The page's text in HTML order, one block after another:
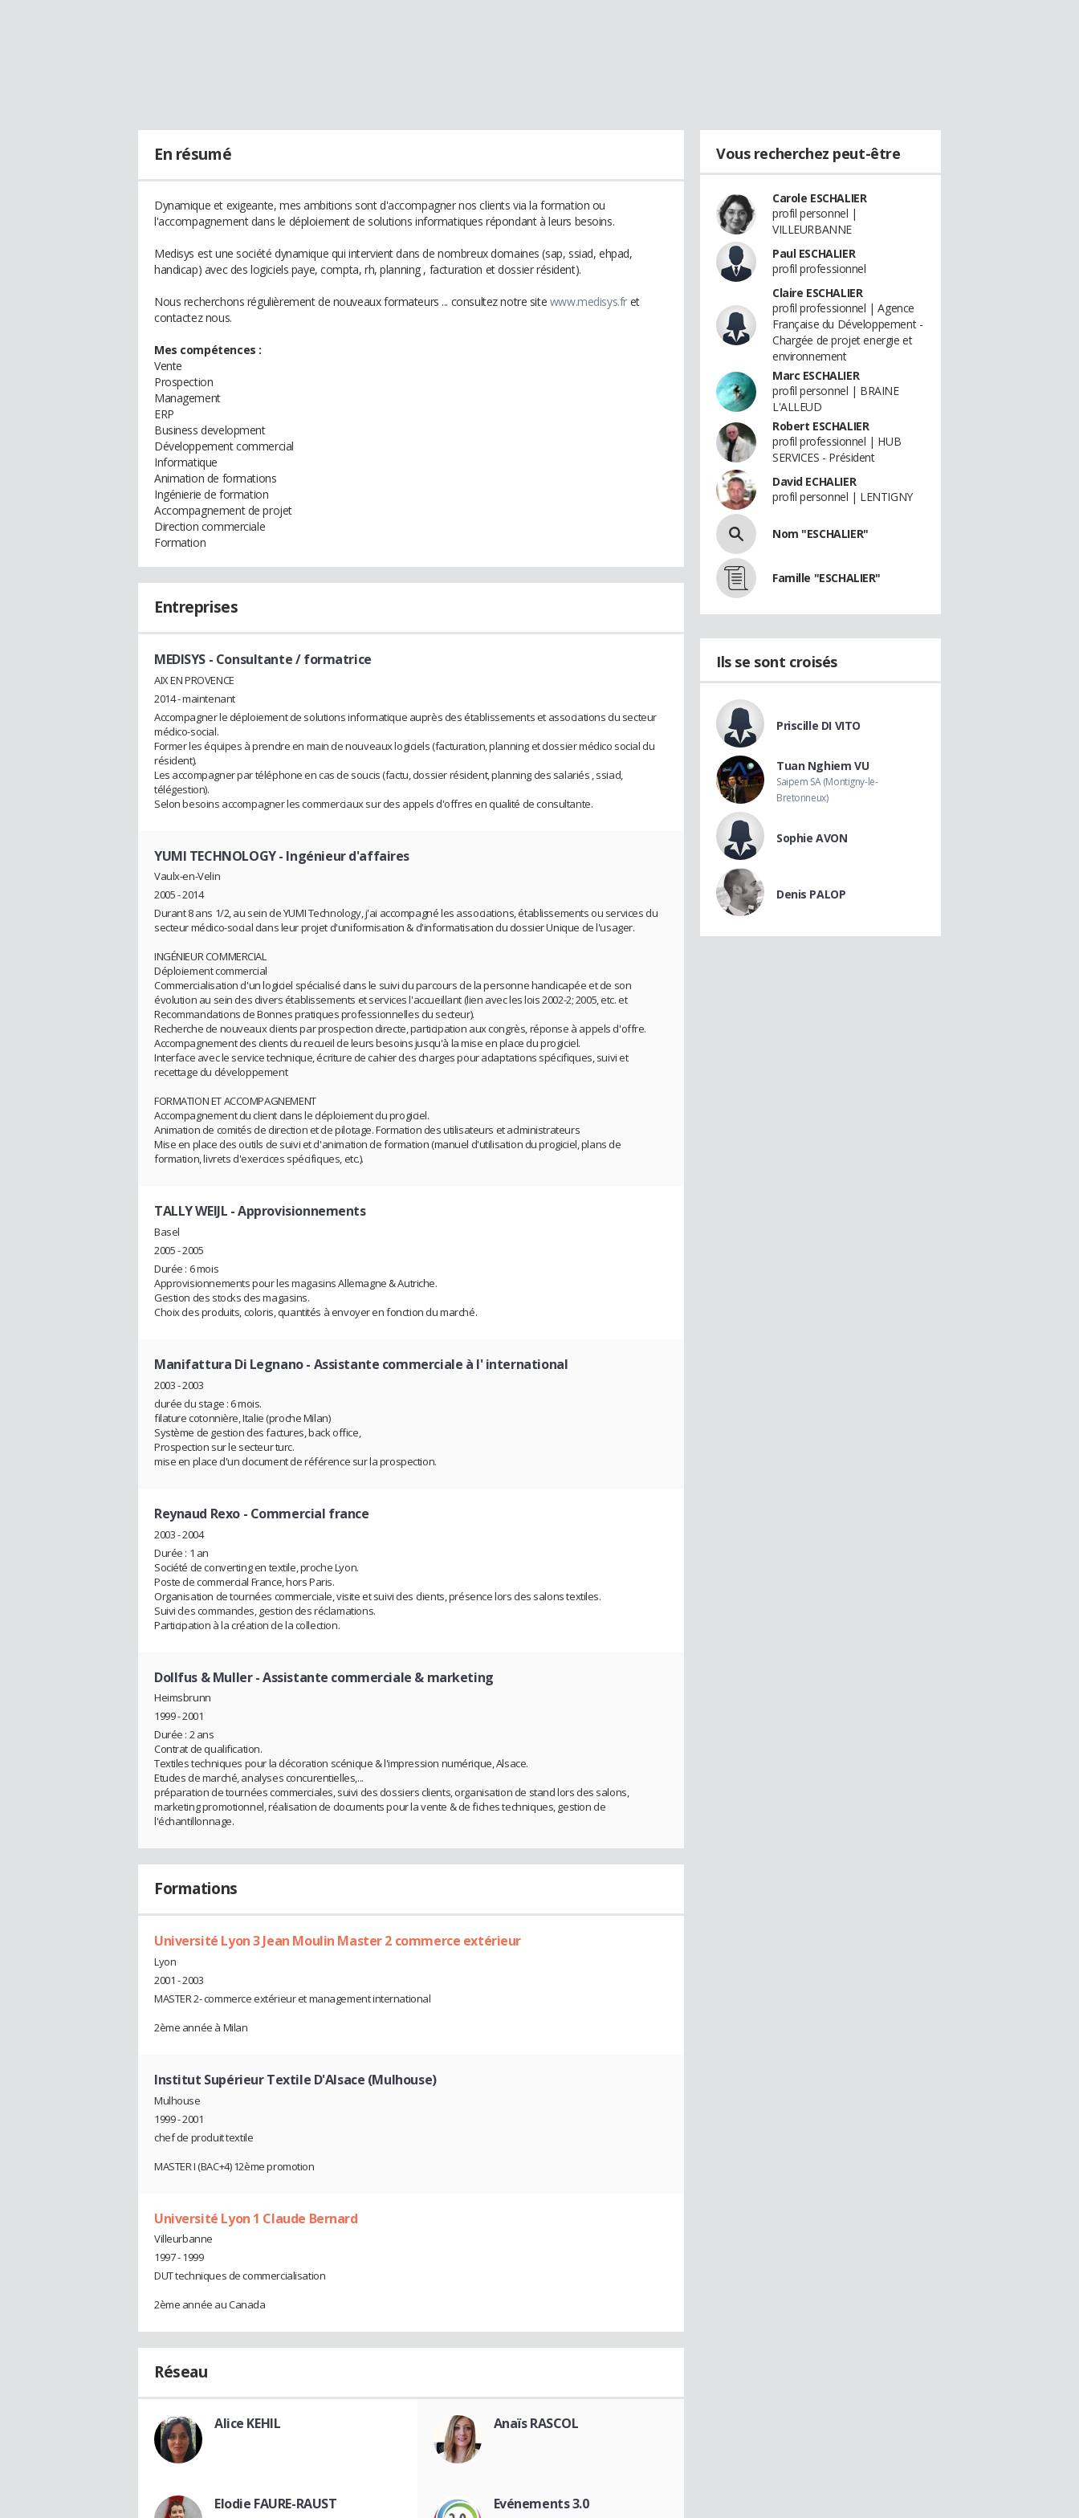
En résumé
Dynamique et exigeante, mes ambitions sont d'accompagner nos clients via la formation ou
l'accompagnement dans le déploiement de solutions informatiques répondant à leurs besoins.
Medisys est une société dynamique qui intervient dans de nombreux domaines (sap, ssiad, ehpad,
handicap) avec des logiciels paye, compta, rh, planning , facturation et dossier résident).
Nous recherchons régulièrement de nouveaux formateurs ... consultez notre site www.medisys.fret
contactez nous.
Mes compétences :
Vente
Prospection
Management
ERP
Business development
Développement commercial
Informatique
Animation de formations
Ingénierie de formation
Accompagnement de projet
Direction commerciale
Formation
Entreprises
MEDISYS - Consultante / formatrice
AIX EN PROVENCE
2014 - maintenant
Accompagner le déploiement de solutions informatique auprès des établissements et associations du secteur
médico-social.
Former les équipes à prendre en main de nouveaux logiciels (facturation, planning et dossier médico social du
résident).
Les accompagner par téléphone en cas de soucis (factu, dossier résident, planning des salariés , ssiad,
télégestion).
Selon besoins accompagner les commerciaux sur des appels d'offres en qualité de consultante.
YUMI TECHNOLOGY- Ingénieur d'affaires
Vaulx-en-Velin
2005 - 2014
Durant 8 ans 1/2, au sein de YUMI Technology, j'ai accompagné les associations, établissements ou services du
secteur médico-social dans leur projet d'uniformisation & d'informatisation du dossier Unique de l'usager.
INGÉNIEUR COMMERCIAL
Déploiement commercial
Commercialisation d'un logiciel spécialisé dans le suivi du parcours de la personne handicapée et de son
évolution au sein des divers établissements et services l'accueillant (lien avec les lois 2002-2; 2005, etc. et
Recommandations de Bonnes pratiques professionnelles du secteur).
Recherche de nouveaux clients par prospection directe, participation aux congrès, réponse à appels d'offre.
Accompagnement des clients du recueil de leurs besoins jusqu'à la mise en place du progiciel.
Interface avec le service technique, écriture de cahier des charges pour adaptations spécifiques, suivi et
recettage du développement
FORMATION ET ACCOMPAGNEMENT
Accompagnement du client dans le déploiement du progiciel.
Animation de comités de direction et de pilotage. Formation des utilisateurs et administrateurs
Mise en place des outils de suivi et d'animation de formation (manuel d'utilisation du progiciel, plans de
formation, livrets d'exercices spécifiques, etc.).
TALLY WEIJL - Approvisionnements
Basel
2005 - 2005
Durée : 6 mois
Approvisionnements pour les magasins Allemagne & Autriche.
Gestion des stocks des magasins.
Choix des produits, coloris, quantités à envoyer en fonction du marché.
Manifattura Di Legnano- Assistante commerciale à l' international
2003 - 2003
durée du stage : 6 mois.
filature cotonnière, Italie (proche Milan)
Système de gestion des factures, back office,
Prospection sur le secteur turc.
mise en place d'un document de référence sur la prospection.
Reynaud Rexo- Commercial france
2003 - 2004
Durée : 1 an
Société de converting en textile, proche Lyon.
Poste de commercial France, hors Paris.
Organisation de tournées commerciale, visite et suivi des clients, présence lors des salons textiles.
Suivi des commandes, gestion des réclamations.
Participation à la création de la collection.
Dollfus & Muller- Assistante commerciale & marketing
Heimsbrunn
1999 - 2001
Durée : 2 ans
Contrat de qualification.
Textiles techniques pour la décoration scénique & l'impression numérique, Alsace.
Etudes de marché, analyses concurentielles,...
préparation de tournées commerciales, suivi des dossiers clients, organisation de stand lors des salons,
marketing promotionnel, réalisation de documents pour la vente & de fiches techniques, gestion de
l'échantillonnage.
Formations
Université Lyon 3 Jean Moulin Master 2 commerce extérieur
Lyon
2001 - 2003
MASTER 2- commerce extérieur et management international
2ème année à Milan
Institut Supérieur Textile D'Alsace (Mulhouse)
Mulhouse
1999 - 2001
chef de produit textile
MASTER I (BAC+4) 12ème promotion
Université Lyon 1 Claude Bernard
Villeurbanne
1997 - 1999
DUT techniques de commercialisation
2ème année au Canada
Réseau
Alice KEHIL Anaïs RASCOL
Elodie FAURE-RAUST Evénements 3.0
Vous recherchez peut-être
Carole ESCHALIER
profil personnel |
VILLEURBANNE
Paul ESCHALIER
profil professionnel
Claire ESCHALIER
profil professionnel | Agence
Française du Développement -
Chargée de projet energie et
environnement
Marc ESCHALIER
profil personnel | BRAINE
L'ALLEUD
Robert ESCHALIER
profil professionnel | HUB
SERVICES - Président
David ECHALIER
profil personnel | LENTIGNY
Nom "ESCHALIER"
Famille "ESCHALIER"
Ils se sont croisés
Priscille DI VITO
Tuan Nghiem VU
Saipem SA (Montigny-le-
Bretonneux)
Sophie AVON
Denis PALOP